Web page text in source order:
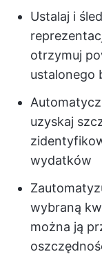
Ustalaj i
otrzymuj
ustalonego
uzyskaj
wydatków
wybraną
można ją